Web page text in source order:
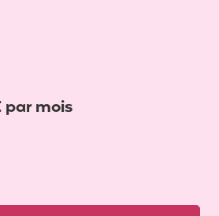
par mois